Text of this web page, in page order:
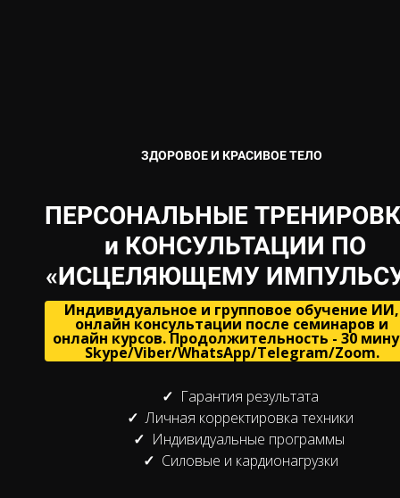
ЗДОРОВОЕ И КРАСИВОЕ ТЕЛО
ПЕРСОНАЛЬНЫЕ
и КОНСУЛЬТАЦИИ ПО
«ИСЦЕЛЯЮЩЕМУ
Индивидуальное и групповое обучение ИИ,
онлайн консультации после семинаров и
онлайн курсов. Продолжительность - 30
Skype/Viber/WhatsApp/Telegram/Zoom.
Гарантия результата
Личная корректировка техники
Индивидуальные программы
Силовые и кардионагрузки